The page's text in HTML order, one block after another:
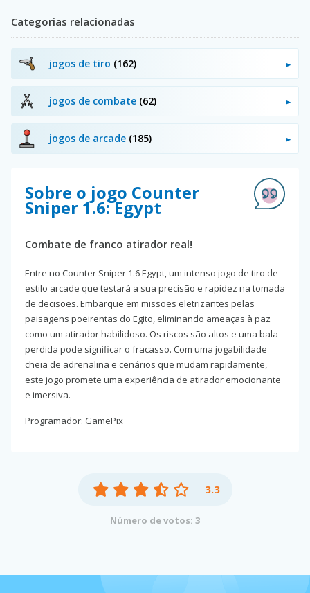
Categorias relacionadas
jogos de tiro (162)
jogos de combate (62)
jogos de arcade (185)
Sobre o jogo Counter
Sniper 1.6: Egypt
Combate de franco atirador real!
Entre no Counter Sniper 1.6 Egypt, um intenso jogo de tiro de
estilo arcade que testará a sua precisão e rapidez na tomada
de decisões. Embarque em missões eletrizantes pelas
paisagens poeirentas do Egito, eliminando ameaças à paz
como um atirador habilidoso. Os riscos são altos e uma bala
perdida pode significar o fracasso. Com uma jogabilidade
cheia de adrenalina e cenários que mudam rapidamente,
este jogo promete uma experiência de atirador emocionante
e imersiva.
Programador: GamePix
3.3
Número de votos: 3